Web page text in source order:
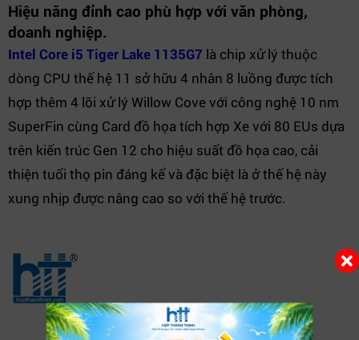
Hiệu năng đỉnh cao phù hợp với văn phòng,
doanh nghiệp.
Intel Core i5 Tiger Lake 1135G7 là chip xử lý thuộc
dòng CPU thế hệ 11 sở hữu 4 nhân 8 luồng được tích
hợp thêm 4 lõi xử lý Willow Cove với công nghệ 10 nm
SuperFin cùng Card đồ họa tích hợp Xe với 80 EUs dựa
trên kiến trúc Gen 12 cho hiệu suất đồ họa cao, cải
thiện tuổi thọ pin đáng kể và đặc biệt là ở thế hệ này
xung nhịp được nâng cao so với thế hệ trước.